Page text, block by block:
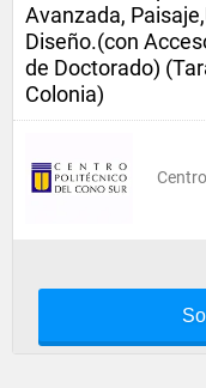
Avanzada,
Diseño.(con
de Doctorado)
Colonia)